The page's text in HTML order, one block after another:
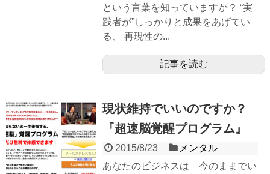
という言葉を知っていますか？ “実
践者が”しっかりと成果をあげてい
る、 再現性の...
記事を読む
現状維持でいいのですか？
『超速脳覚醒プログラム』
2015/8/23
メンタル
あなたのビジネスは 今のままでい